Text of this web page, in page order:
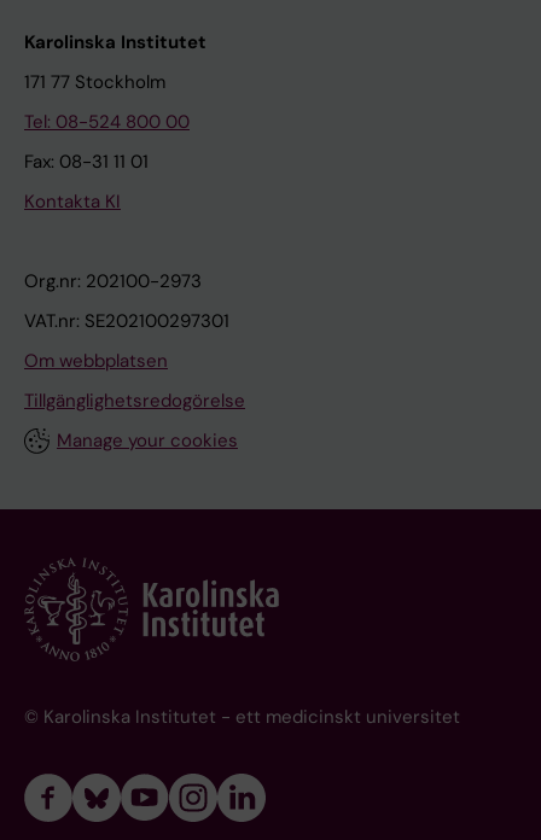
Karolinska Institutet
171 77 Stockholm
Tel: 08-524 800 00
Fax: 08-31 11 01
Kontakta KI
Org.nr: 202100-2973
VAT.nr: SE202100297301
Om webbplatsen
Tillgänglighetsredogörelse
Manage your cookies
© Karolinska Institutet - ett medicinskt universitet